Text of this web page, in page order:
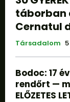
táborban
Cernatul
Társadalom
Bodoc: 17
rendőrt —
ELŐZETES